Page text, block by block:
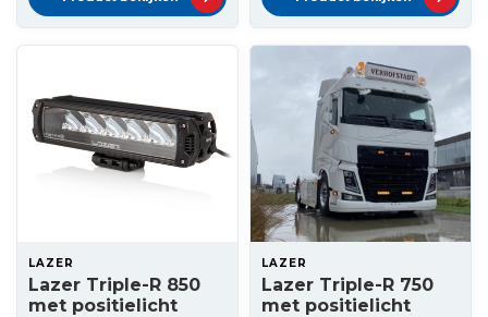
LAZER
Lazer Triple-R 850
met positielicht
LAZER
Lazer Triple-R 750
met positielicht